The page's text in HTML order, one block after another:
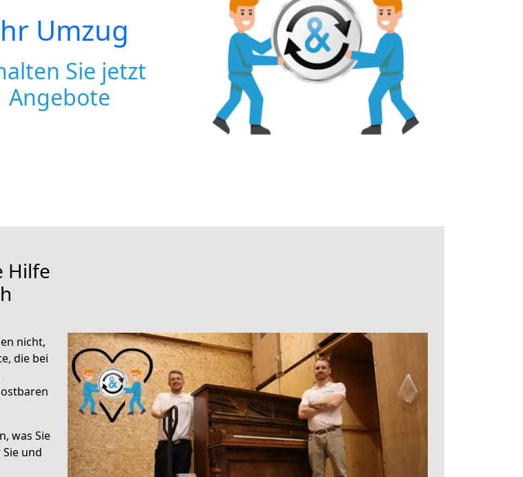
Umzug
Sie jetzt
Angebote
Hilfe
nicht,
die bei
was Sie
und